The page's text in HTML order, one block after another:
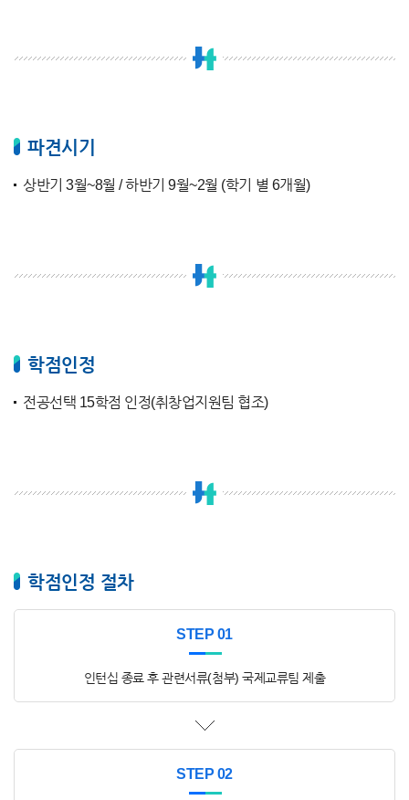
파견시기
상반기 3월~8월 / 하반기 9월~2월 (학기 별 6개월)
학점인정
전공선택 15학점 인정(취창업지원팀 협조)
학점인정 절차
STEP 01
인턴십 종료 후 관련서류(첨부) 국제교류팀 제출
STEP 02